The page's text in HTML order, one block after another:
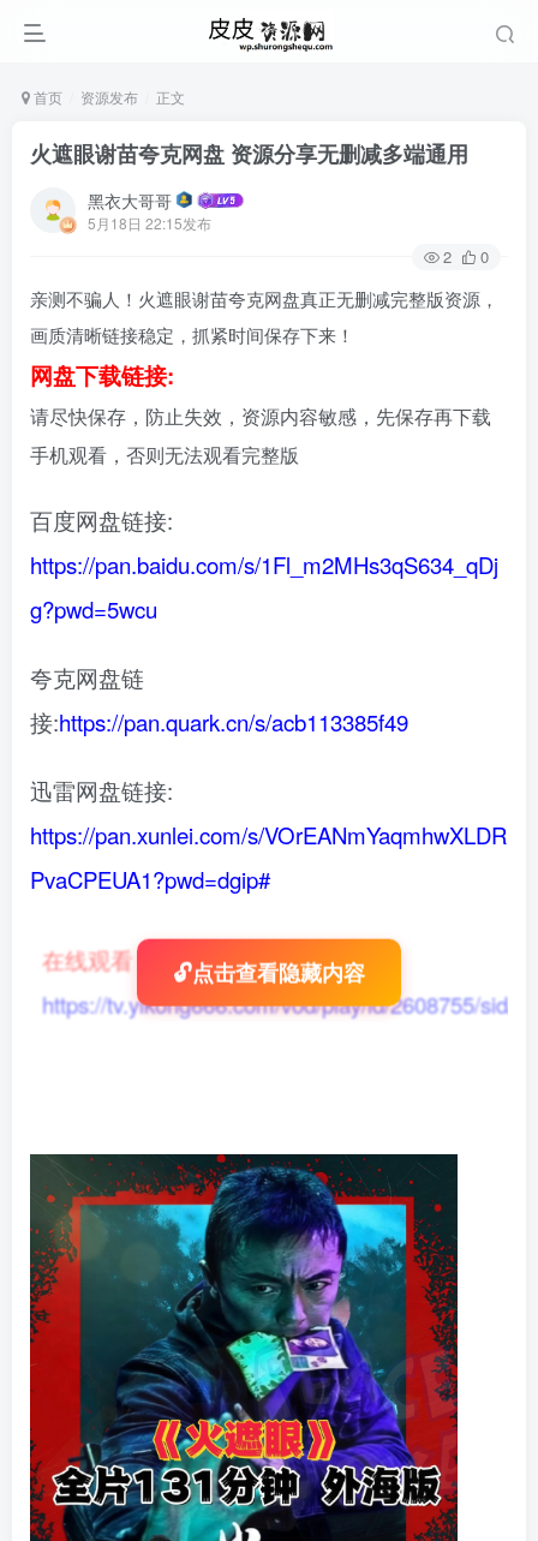
首页 资源发布 正文
火遮眼谢苗夸克网盘 资源分享无删减多端通用
黑衣大哥哥
5月18日 22:15发布
2 0
亲测不骗人！火遮眼谢苗夸克网盘真正无删减完整版资源，
画质清晰链接稳定，抓紧时间保存下来！
网盘下载链接:
请尽快保存，防止失效，资源内容敏感，先保存再下载
手机观看，否则无法观看完整版
百度网盘链接:
https://pan.baidu.com/s/1Fl_m2MHs3qS634_qDj
g?pwd=5wcu
夸克网盘链
接:https://pan.quark.cn/s/acb113385f49
迅雷网盘链接:
https://pan.xunlei.com/s/VOrEANmYaqmhwXLDR
PvaCPEUA1?pwd=dgip#
在线观看：
https://tv.yikong666.com/vod/play/id/2608755/sid/
🔓点击查看隐藏内容